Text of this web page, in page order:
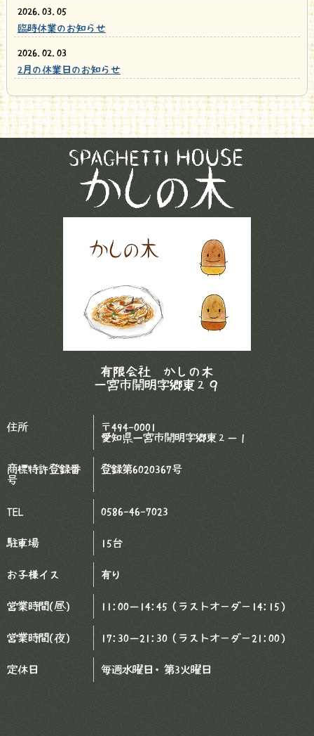
2026.03.05
臨時休業のお知らせ
2026.02.03
2月の休業日のお知らせ
有限会社 かしの木
一宮市開明字郷東２９
住所
〒494-0001
愛知県一宮市開明字郷東２－１
商標特許登録番
号
登録第6020367号
TEL 0586-46-7023
駐車場 15台
お子様イス 有り
営業時間(昼) 11:00－14:45（ラストオーダー14:15）
営業時間(夜) 17:30－21:30（ラストオーダー21:00）
定休日 毎週水曜日・第3火曜日